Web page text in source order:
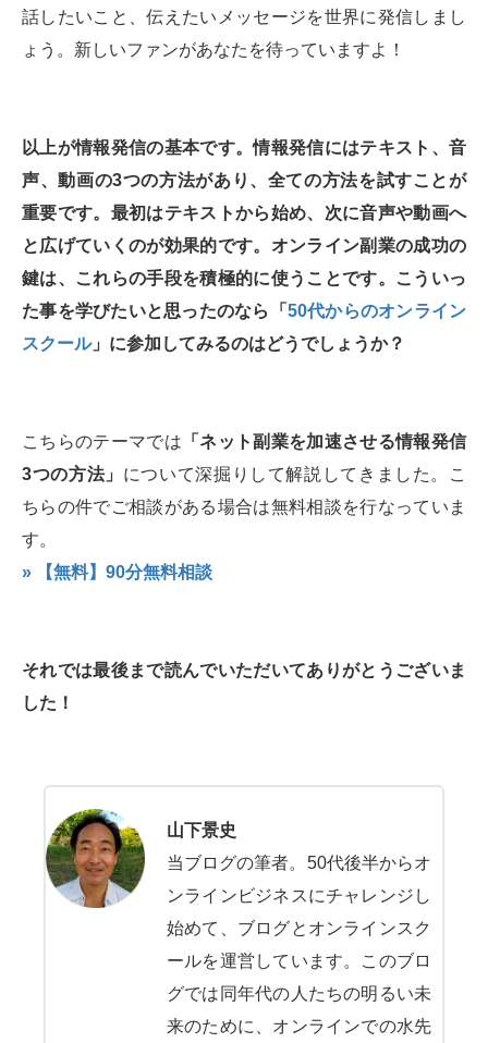
話したいこと、伝えたいメッセージを世界に発信しまし
ょう。新しいファンがあなたを待っていますよ！
以上が情報発信の基本です。情報発信にはテキスト、音
声、動画の3つの方法があり、全ての方法を試すことが
重要です。最初はテキストから始め、次に音声や動画へ
と広げていくのが効果的です。オンライン副業の成功の
鍵は、これらの手段を積極的に使うことです。こういっ
た事を学びたいと思ったのなら「 50代からのオンライン
スクール」に参加してみるのはどうでしょうか？
こちらのテーマでは 「ネット副業を加速させる情報発信
3つの方法」 について深掘りして解説してきました。こ
ちらの件でご相談がある場合は無料相談を行なっていま
す。
» 【無料】90分無料相談
それでは最後まで読んでいただいてありがとうございま
した！
山下景史
当ブログの筆者。50代後半からオ
ンラインビジネスにチャレンジし
始めて、ブログとオンラインスク
ールを運営しています。このブロ
グでは同年代の人たちの明るい未
来のために、オンラインでの水先